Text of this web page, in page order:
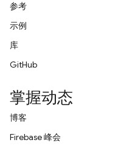
参考
示例
库
GitHub
掌握动态
博客
Firebase 峰会